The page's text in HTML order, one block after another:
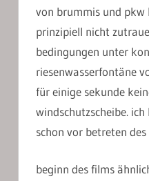
von brummis und pkw
prinzipiell nicht
bedingungen unter
riesenwasserfontäne
für einige sekunde
windschutzscheibe.
schon vor betreten des
beginn des films